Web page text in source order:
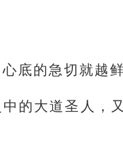
底的急切就越鲜
的大道圣人，